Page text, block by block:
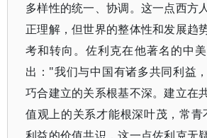
多样性的统一、协调。这一点西方
正理解，但世界的整体性和发展趋
考和转向。佐利克在他著名的中
出："我们与中国有诸多共同利益
巧合建立的关系根基不深。建立在
值观上的关系才能根深叶茂，常